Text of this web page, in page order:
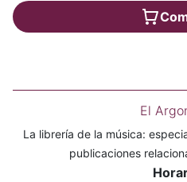
El
La librería de la música:
publicaciones